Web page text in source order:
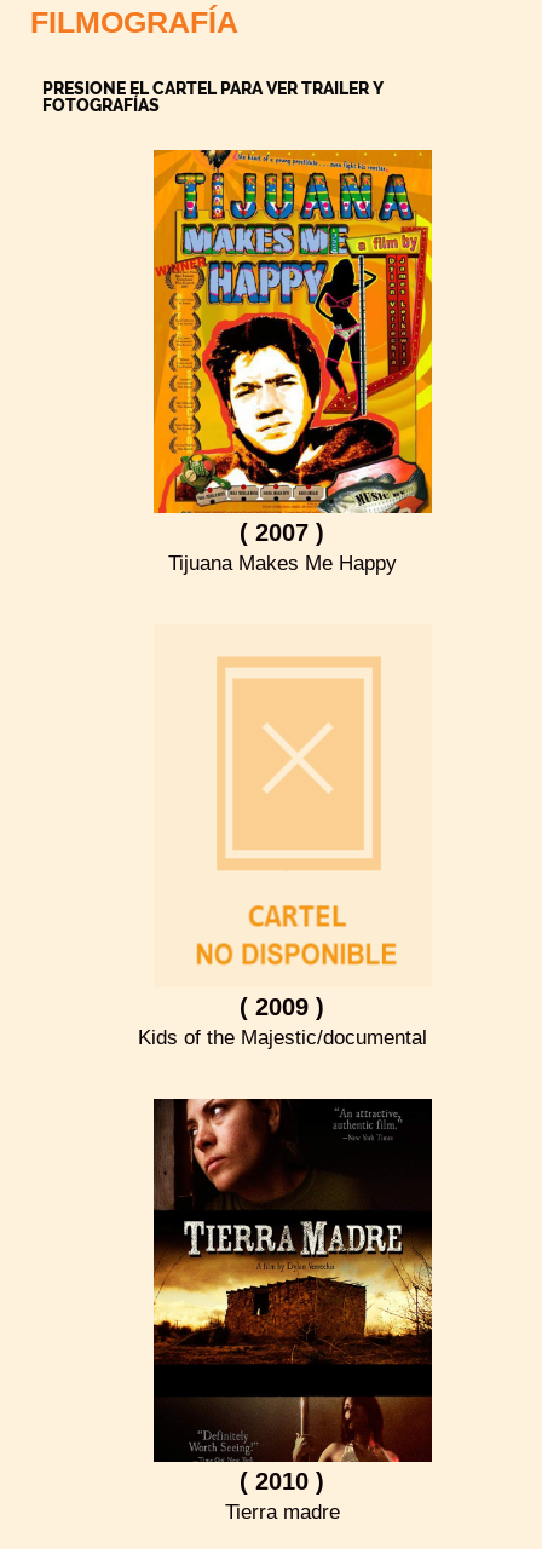
FILMOGRAFÍA
PRESIONE EL CARTEL PARA VER TRAILER Y
FOTOGRAFÍAS
( 2007 )
Tijuana Makes Me Happy
( 2009 )
Kids of the Majestic/documental
( 2010 )
Tierra madre